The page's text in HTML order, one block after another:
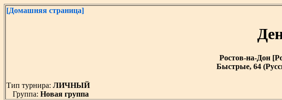
[Домашняя страница]
Ростов-на-Дон
Быстрые, 64
Тип турнира: ЛИЧНЫЙ
Группа: Новая группа